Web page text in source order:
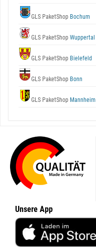
GLS PaketShop Bochum
GLS PaketShop Wuppertal
GLS PaketShop Bielefeld
GLS PaketShop Bonn
GLS PaketShop Mannheim
Unsere App